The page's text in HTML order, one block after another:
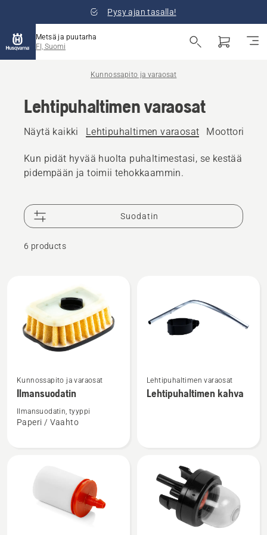
Pysy ajan tasalla!
Metsä ja puutarha
FI, Suomi
Kunnossapito ja varaosat
Lehtipuhaltimen varaosat
Näytä kaikki Lehtipuhaltimen varaosat
Kun pidät hyvää huolta puhaltimestasi, se kestää
pidempään ja toimii tehokkaammin.
Suodatin
6 products
tuotteet
lisätietoja
tuotteesta
Ilmansuodatin
Kunnossapito ja varaosat
Ilmansuodatin
Ilmansuodatin, tyyppi
Paperi / Vaahto
lisätietoja
tuotteesta
Lehtipuhaltimen varaosat
Lehtipuhaltimen kahva